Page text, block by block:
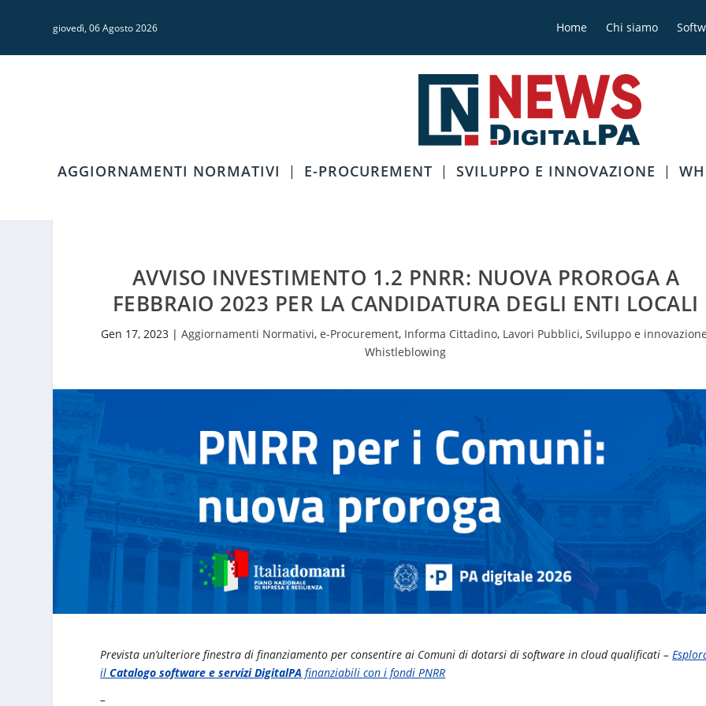
giovedì, 06 Agosto 2026 Home Chi siamo
AGGIORNAMENTI NORMATIVI E-PROCUREMENT SVILUPPO E INNOVAZIONE
AVVISO INVESTIMENTO 1.2 PNRR: NUOVA PROROGA A
FEBBRAIO 2023 PER LA CANDIDATURA DEGLI ENTI LOCALI
Gen 17, 2023 |Aggiornamenti Normativi,e-Procurement, Informa Cittadino, Lavori Pubblici,Sviluppo e
Whistleblowing
Prevista un’ulteriore finestra di finanziamento per consentire ai Comuni di dotarsi di software in cloud qualificati –
ilCatalogo software e servizi DigitalPA finanziabili con i fondi PNRR
–